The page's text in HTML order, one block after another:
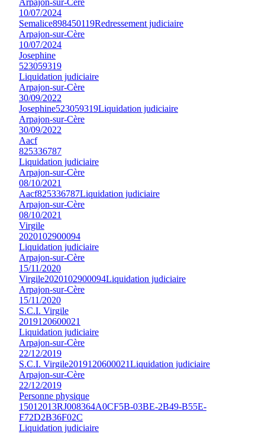
10/07/2024
Semalice898450119Redressement judiciaire
Arpajon-sur-Cère
10/07/2024
Josephine
523059319
Liquidation judiciaire
Arpajon-sur-Cère
30/09/2022
Josephine523059319Liquidation judiciaire
Arpajon-sur-Cère
30/09/2022
Aacf
825336787
Liquidation judiciaire
Arpajon-sur-Cère
08/10/2021
Aacf825336787Liquidation judiciaire
Arpajon-sur-Cère
08/10/2021
Virgile
2020102900094
Liquidation judiciaire
Arpajon-sur-Cère
15/11/2020
Virgile2020102900094Liquidation judiciaire
Arpajon-sur-Cère
15/11/2020
S.C.I. Virgile
2019120600021
Liquidation judiciaire
Arpajon-sur-Cère
22/12/2019
S.C.I. Virgile2019120600021Liquidation judiciaire
Arpajon-sur-Cère
22/12/2019
Personne physique
15012013RJ008364A0CF5B-03BE-2B49-B55E-
F72D2B36F02C
Liquidation judiciaire